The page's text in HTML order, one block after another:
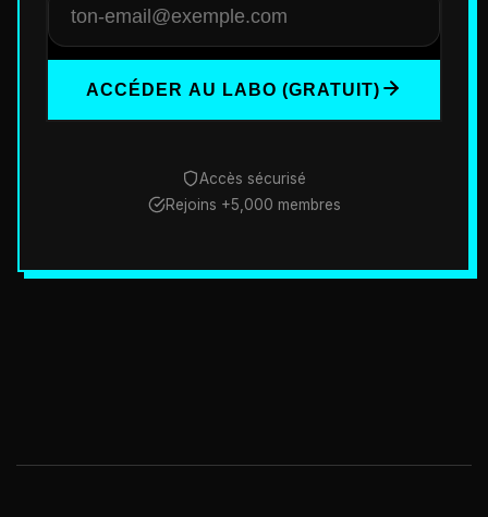
ACCÉDER AU LABO (GRATUIT)
Accès sécurisé
Rejoins +5,000 membres